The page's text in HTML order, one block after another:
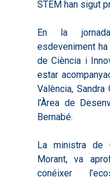
STEM han sigut
En la
esdeveniment
de Ciència i
estar
València,
l’Àrea de
Bernabé.
La ministra de
Morant, va
conéixer